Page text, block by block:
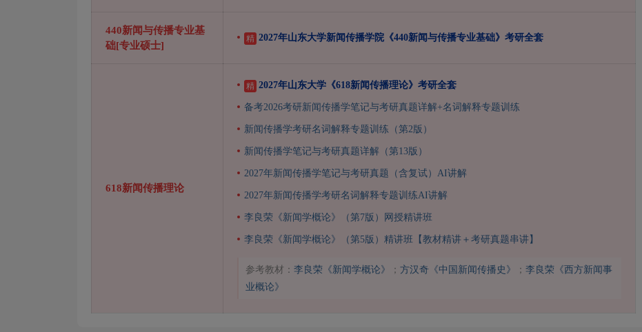
440新闻与传播专业基
础[专业硕士]
精 2027年山东大学新闻传播学院《440新闻与传播专业基础》考研全套
618新闻传播理论
精 2027年山东大学《618新闻传播理论》考研全套
备考2026考研新闻传播学笔记与考研真题详解+名词解释专题训练
新闻传播学考研名词解释专题训练（第2版）
新闻传播学笔记与考研真题详解（第13版）
2027年新闻传播学笔记与考研真题（含复试）AI讲解
2027年新闻传播学考研名词解释专题训练AI讲解
李良荣《新闻学概论》（第7版）网授精讲班
李良荣《新闻学概论》（第5版）精讲班【教材精讲＋考研真题串讲】
参考教材： 李良荣《新闻学概论》 ； 方汉奇《中国新闻传播史》 ； 李良荣《西方新闻事
业概论》